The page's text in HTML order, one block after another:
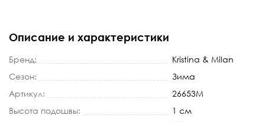
Описание и характеристики
Бренд:
Kristina & Milan
Сезон:
Зима
Артикул:
26653M
Высота подошвы:
1 см